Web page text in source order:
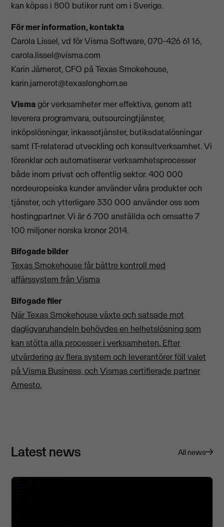
kan köpas i 800 butiker runt om i Sverige.
För mer information, kontakta
Carola Lissel, vd för Visma Software, 070-426 61 16,
carola.lissel@visma.com
Karin Järnerot, CFO på Texas Smokehouse,
karin.jarnerot@texaslonghorn.se
Vismagör verksamheter mer effektiva, genom att
leverera programvara, outsourcingtjänster,
inköpslösningar, inkassotjänster, butiksdatalösningar
samt IT-relaterad utveckling och konsultverksamhet. Vi
förenklar och automatiserar verksamhetsprocesser
både inom privat och offentlig sektor. 400 000
nordeuropeiska kunder använder våra produkter och
tjänster, och ytterligare 330 000 använder oss som
hostingpartner. Vi är 6 700 anställda och omsatte 7
100 miljoner norska kronor 2014.
Bifogade bilder
Texas Smokehouse får bättre kontroll med
affärssystem från Visma
Bifogade filer
När Texas Smokehouse växte och satsade mot
dagligvaruhandeln behövdes en helhetslösning som
kan stötta alla processer i verksamheten. Efter
utvärdering av flera system och leverantörer föll valet
på Visma Business, och Vismas certifierade partner
Amesto.
Latest news All news